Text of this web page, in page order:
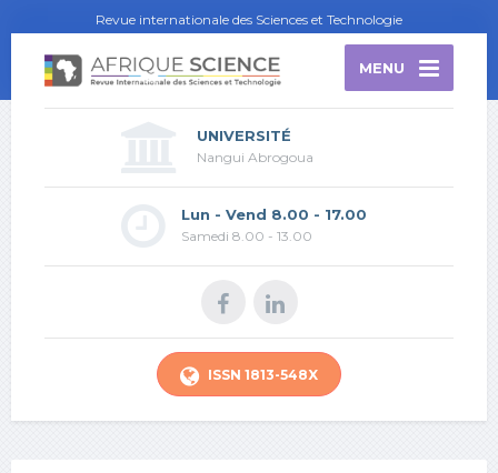
Revue internationale des Sciences et Technologie
MENU
UNIVERSITÉ
Nangui Abrogoua
Lun - Vend 8.00 - 17.00
Samedi 8.00 - 13.00
ISSN 1813-548X